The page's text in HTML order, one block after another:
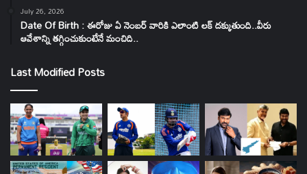
July 26, 2026
Date Of Birth : ఈరోజు ఏ నెంబర్ వారికి ఎలాంటి లక్ దక్కుతుంది..వీరు
ఆవేశాన్ని తగ్గించుకుంటేనే మంచిది..
Last Modified Posts